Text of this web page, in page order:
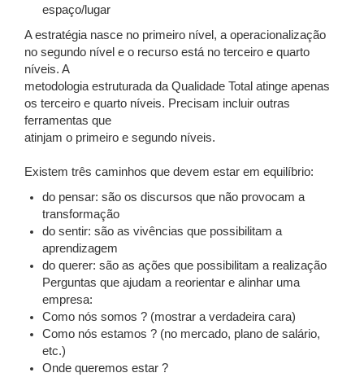
espaço/lugar
A estratégia nasce no primeiro nível, a operacionalização
no segundo nível e o recurso está no terceiro e quarto
níveis. A
metodologia estruturada da Qualidade Total atinge apenas
os terceiro e quarto níveis. Precisam incluir outras
ferramentas que
atinjam o primeiro e segundo níveis.
Existem três caminhos que devem estar em equilíbrio:
do pensar: são os discursos que não provocam a
transformação
do sentir: são as vivências que possibilitam a
aprendizagem
do querer: são as ações que possibilitam a realização
Perguntas que ajudam a reorientar e alinhar uma
empresa:
Como nós somos ? (mostrar a verdadeira cara)
Como nós estamos ? (no mercado, plano de salário,
etc.)
Onde queremos estar ?